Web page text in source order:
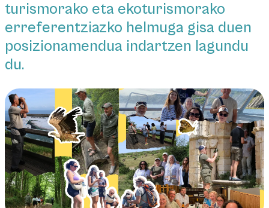
turismorako eta ekoturismorako
erreferentziazko helmuga gisa duen
posizionamendua indartzen lagundu
du.